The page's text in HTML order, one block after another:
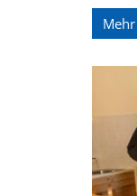
Mehr